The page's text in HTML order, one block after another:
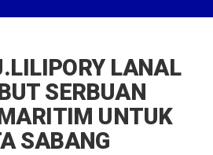
LANAL
SERBUAN
UNTUK
SABANG